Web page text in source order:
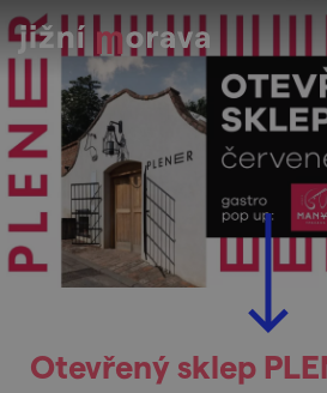
Otevřený sklep